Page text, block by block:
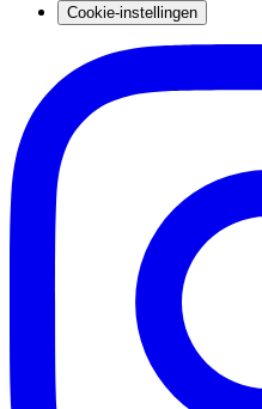
Cookie-instellingen